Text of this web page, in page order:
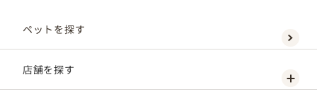
ペットを探す
店舗を探す